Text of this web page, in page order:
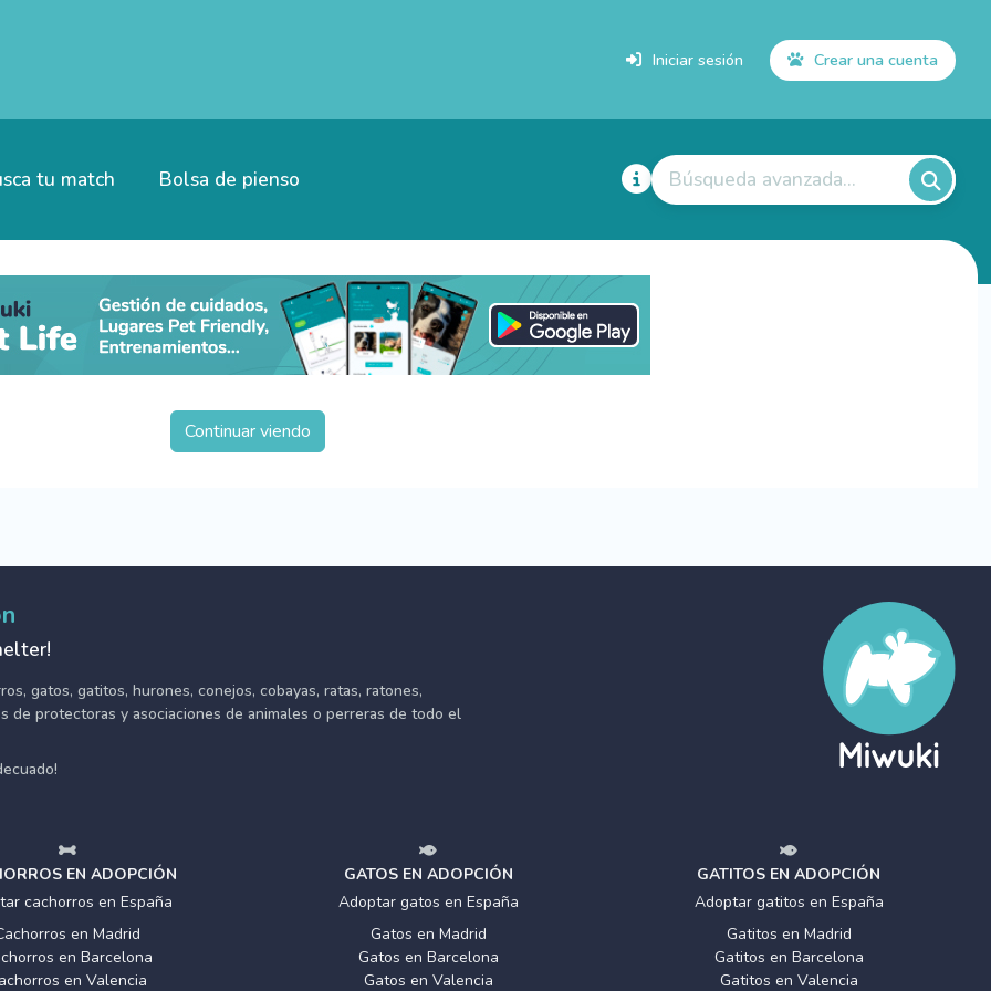
Iniciar sesión Crear una cuenta
tu match Bolsa de pienso Búsqueda avanzada...
Continuar viendo
gatos, gatitos, hurones, conejos, cobayas, ratas, ratones,
de protectoras y asociaciones de animales o perreras de todo el
EN ADOPCIÓN
cachorros en España
en Madrid
en Barcelona
en Valencia
GATOS EN ADOPCIÓN
Adoptar gatos en España
Gatos en Madrid
Gatos en Barcelona
Gatos en Valencia
GATITOS EN ADOPCIÓN
Adoptar gatitos en España
Gatitos en Madrid
Gatitos en Barcelona
Gatitos en Valencia